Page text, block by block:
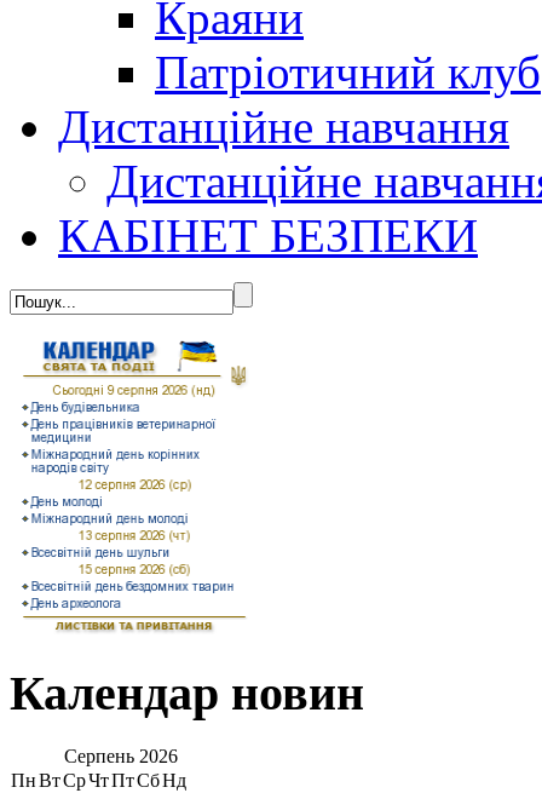
Краяни
Патріотичний клуб
Дистанційне навчання
Дистанційне
КАБІНЕТ БЕЗПЕКИ
Календар новин
Серпень 2026
ПнВтСрЧтПтСбНд